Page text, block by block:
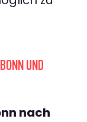
UND
nach